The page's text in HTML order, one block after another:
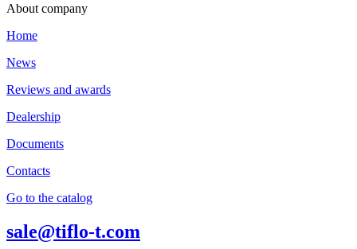
About company
Home
News
Reviews and awards
Dealership
Documents
Contacts
Go to the catalog
sale@tiflo-t.com